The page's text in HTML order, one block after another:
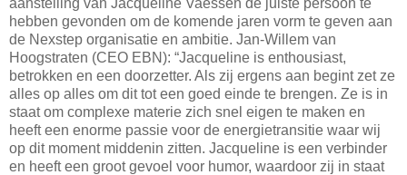
hebben gevonden om de komende jaren vorm te geven aan
de Nexstep organisatie en ambitie. Jan-Willem van
Hoogstraten (CEO EBN): “Jacqueline is enthousiast,
betrokken en een doorzetter. Als zij ergens aan begint zet ze
alles op alles om dit tot een goed einde te brengen. Ze is in
staat om complexe materie zich snel eigen te maken en
heeft een enorme passie voor de energietransitie waar wij
op dit moment middenin zitten. Jacqueline is een verbinder
en heeft een groot gevoel voor humor, waardoor zij in staat